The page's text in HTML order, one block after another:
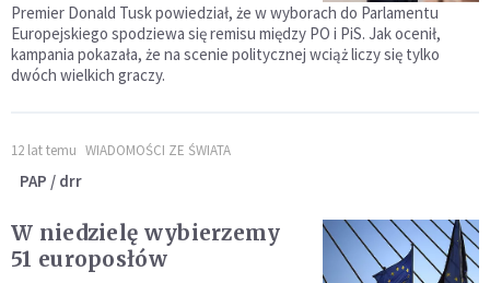
Premier Donald Tusk powiedział, że w wyborach do Parlamentu
Europejskiego spodziewa się remisu między PO i PiS. Jak ocenił,
kampania pokazała, że na scenie politycznej wciąż liczy się tylko
dwóch wielkich graczy.
12 lat temu WIADOMOŚCI ZE ŚWIATA
PAP / drr
W niedzielę wybierzemy
51 europosłów